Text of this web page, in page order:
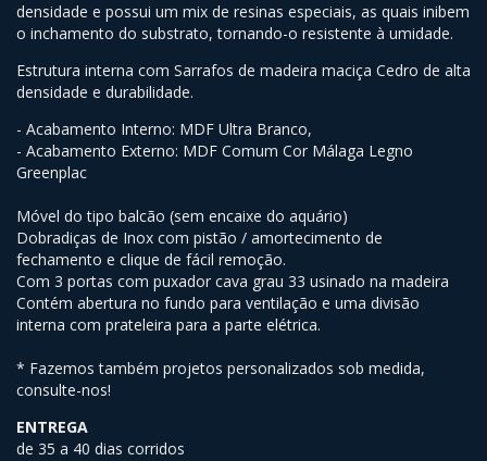
densidade e possui um mix de resinas especiais, as quais inibem
o inchamento do substrato, tornando-o resistente à umidade.
Estrutura interna com Sarrafos de madeira maciça Cedro de alta
densidade e durabilidade.
- Acabamento Interno: MDF Ultra Branco,
- Acabamento Externo: MDF Comum Cor Málaga Legno
Greenplac
Móvel do tipo balcão (sem encaixe do aquário)
Dobradiças de Inox com pistão / amortecimento de
fechamento e clique de fácil remoção.
Com 3 portas com puxador cava grau 33 usinado na madeira
Contém abertura no fundo para ventilação e uma divisão
interna com prateleira para a parte elétrica.
* Fazemos também projetos personalizados sob medida,
consulte-nos!
ENTREGA
de 35 a 40 dias corridos